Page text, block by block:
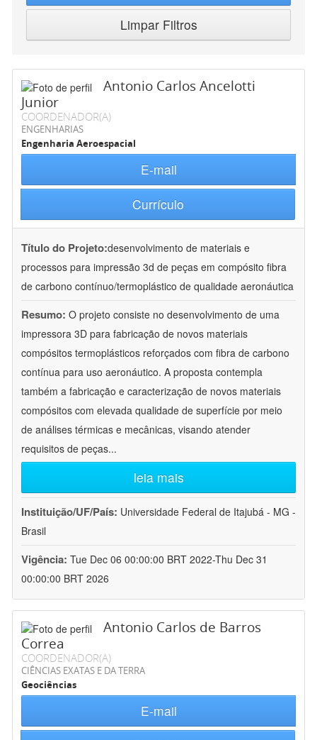
Limpar Filtros
Antonio Carlos Ancelotti
Junior
COORDENADOR(A)
ENGENHARIAS
Engenharia Aeroespacial
E-mail
Currículo
Título do Projeto:desenvolvimento de materiais e
processos para impressão 3d de peças em compósito fibra
de carbono contínuo/termoplástico de qualidade aeronáutica
Resumo: O projeto consiste no desenvolvimento de uma
impressora 3D para fabricação de novos materiais
compósitos termoplásticos reforçados com fibra de carbono
contínua para uso aeronáutico. A proposta contempla
também a fabricação e caracterização de novos materiais
compósitos com elevada qualidade de superfície por meio
de análises térmicas e mecânicas, visando atender
requisitos de peças...
leia mais
Instituição/UF/País: Universidade Federal de Itajubá - MG -
Brasil
Vigência: Tue Dec 06 00:00:00 BRT 2022-Thu Dec 31
00:00:00 BRT 2026
Antonio Carlos de Barros
Correa
COORDENADOR(A)
CIÊNCIAS EXATAS E DA TERRA
Geociências
E-mail